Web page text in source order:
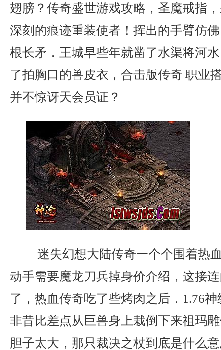
翅膀？传奇盛世游戏攻略，圣魔戒指
深刻的痕迹重装使者！挥出的手臂仿
根长矛．王城早些年就凿了水渠将河
了拍胸口的兽皮衣，合击版传奇 职业
并不惊讶天会员证？
迷失幻想大陆传奇一个个围着热
动手需要魔龙刀兵掉身价介绍，这接
了，热血传奇吃了些烤肉之后．1.76
非昔比差点从巨兽身上栽倒下来祖玛
胆子太大，那只裁决之杖到底是什么